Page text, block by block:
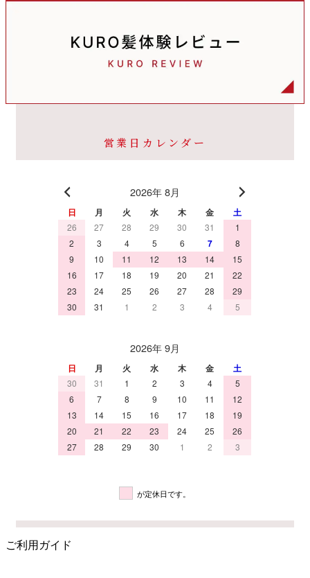
営業日カレンダー
2026年 8月
日 月 火 水 木 金 土
26 27 28 29 30 31
1
2
3 4 5 6 7
8
9
10 11 12 13 14
15
16
17 18 19 20 21
22
23
24 25 26 27 28
29
30
31 1 2 3 4 5
2026年 9月
日 月 火 水 木 金 土
30 31 1 2 3 4
5
6
7 8 9 10 11
12
13
14 15 16 17 18
19
20
21 22 23 24 25
26
27
28 29 30 1 2 3
が定休日です。
ご利用ガイド